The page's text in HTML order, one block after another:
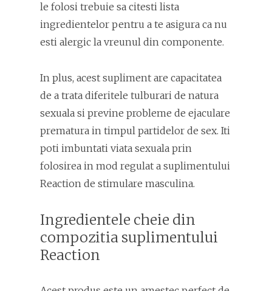
le folosi trebuie sa citesti lista
ingredientelor pentru a te asigura ca nu
esti alergic la vreunul din componente.
In plus, acest supliment are capacitatea
de a trata diferitele tulburari de natura
sexuala si previne probleme de ejaculare
prematura in timpul partidelor de sex. Iti
poti imbuntati viata sexuala prin
folosirea in mod regulat a suplimentului
Reaction de stimulare masculina.
Ingredientele cheie din
compozitia suplimentului
Reaction